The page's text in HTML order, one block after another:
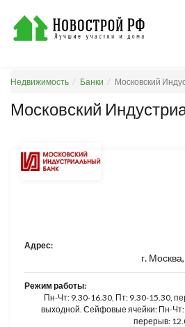
Недвижимость Банки Московский
Московский
Адрес:
г.
Режим работы:
Пн-Чт: 9.30-16.30, Пт: 9.30-15.30,
выходной. Сейфовые ячейки: Пн-Чт:
перерыв: